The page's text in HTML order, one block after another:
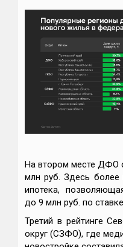
На втором месте ДФО
млн руб. Здесь более
ипотека,
до 9 млн руб. по
Третий в рейтинге
округ (СЗФО), где